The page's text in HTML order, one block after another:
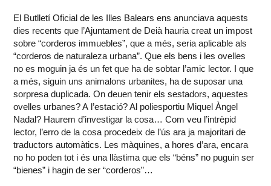
El Butlletí Oficial de les Illes Balears ens anunciava aquests
dies recents que l’Ajuntament de Deià hauria creat un impost
sobre “corderos immuebles”, que a més, seria aplicable als
“corderos de naturaleza urbana”. Que els bens i les ovelles
no es moguin ja és un fet que ha de sobtar l’amic lector. I que
a més, siguin uns animalons urbanites, ha de suposar una
sorpresa duplicada. On deuen tenir els sestadors, aquestes
ovelles urbanes? A l’estació? Al poliesportiu Miquel Àngel
Nadal? Haurem d’investigar la cosa… Com veu l’intrèpid
lector, l’erro de la cosa procedeix de l’ús ara ja majoritari de
traductors automàtics. Les màquines, a hores d’ara, encara
no ho poden tot i és una llàstima que els “béns” no puguin ser
“bienes” i hagin de ser “corderos”…